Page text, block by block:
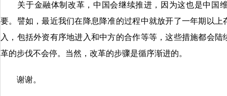
关于金融体制改革，中国会继续推进，因为这也是中国
要。譬如，最近我们在降息降准的过程中就放开了一年期以
入，包括外资有序地进入和中方的合作等等，这些措施都会
革的步伐不会停。当然，改革的步骤是循序渐进的。
谢谢。